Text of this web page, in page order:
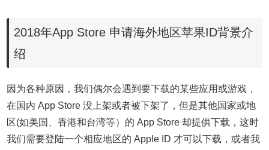
2018年App Store 申请海外地区苹果ID背景介
绍
因为各种原因，我们偶尔会遇到要下载的某些应用或游戏，
在国内 App Store 没上架或者被下架了，但是其他国家或地
区(如美国、香港和台湾等）的 App Store 却提供下载，这时
我们需要登陆一个相应地区的 Apple ID 才可以下载，或者我